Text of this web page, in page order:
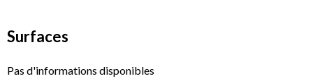
Surfaces
Pas d'informations disponibles